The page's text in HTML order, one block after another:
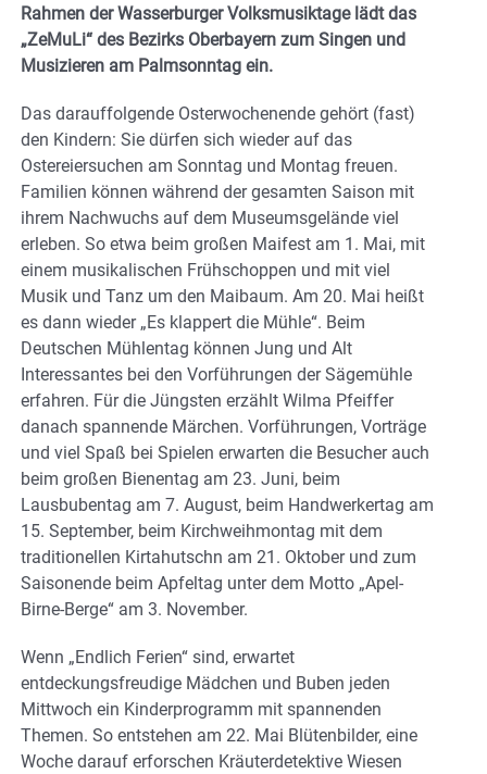
Rahmen der Wasserburger Volksmusiktage lädt das
„ZeMuLi“ des Bezirks Oberbayern zum Singen und
Musizieren am Palmsonntag ein.
Das darauffolgende Osterwochenende gehört (fast)
den Kindern: Sie dürfen sich wieder auf das
Ostereiersuchen am Sonntag und Montag freuen.
Familien können während der gesamten Saison mit
ihrem Nachwuchs auf dem Museumsgelände viel
erleben. So etwa beim großen Maifest am 1. Mai, mit
einem musikalischen Frühschoppen und mit viel
Musik und Tanz um den Maibaum. Am 20. Mai heißt
es dann wieder „Es klappert die Mühle“. Beim
Deutschen Mühlentag können Jung und Alt
Interessantes bei den Vorführungen der Sägemühle
erfahren. Für die Jüngsten erzählt Wilma Pfeiffer
danach spannende Märchen. Vorführungen, Vorträge
und viel Spaß bei Spielen erwarten die Besucher auch
beim großen Bienentag am 23. Juni, beim
Lausbubentag am 7. August, beim Handwerkertag am
15. September, beim Kirchweihmontag mit dem
traditionellen Kirtahutschn am 21. Oktober und zum
Saisonende beim Apfeltag unter dem Motto „Apel-
Birne-Berge“ am 3. November.
Wenn „Endlich Ferien“ sind, erwartet
entdeckungsfreudige Mädchen und Buben jeden
Mittwoch ein Kinderprogramm mit spannenden
Themen. So entstehen am 22. Mai Blütenbilder, eine
Woche darauf erforschen Kräuterdetektive Wiesen